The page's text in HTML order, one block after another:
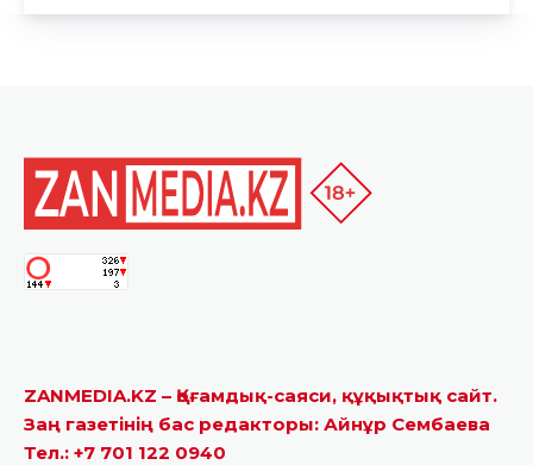
ZANMEDIA.KZ – Қоғамдық-саяси, құқықтық сайт.
Заң газетінің бас редакторы: Айнұр Сембаева
Тел.: +7 701 122 0940